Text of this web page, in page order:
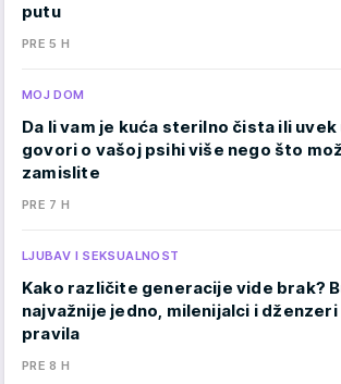
putu
PRE 5 H
MOJ DOM
Da li vam je kuća sterilno čista ili uvek
govori o vašoj psihi više nego što
zamislite
PRE 7 H
LJUBAV I SEKSUALNOST
Kako različite generacije vide brak?
najvažnije jedno, milenijalci i dženzeri
pravila
PRE 8 H